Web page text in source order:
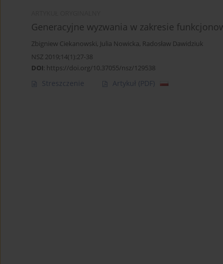
Generacyjne wyzwania w zakresie
Zbigniew Ciekanowski, Julia Nowicka, Radosław Dawidziuk
NSZ 2019;14(1):27-38
DOI: https://doi.org/10.37055/nsz/129538
Streszczenie Artykuł (PDF)